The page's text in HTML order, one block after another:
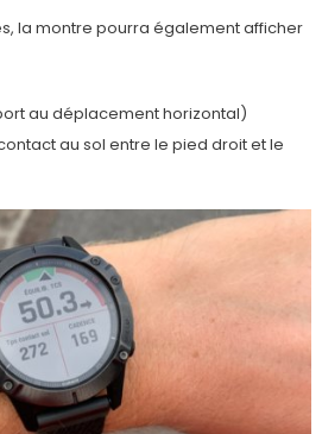
la montre pourra également afficher
au déplacement horizontal)
au sol entre le pied droit et le